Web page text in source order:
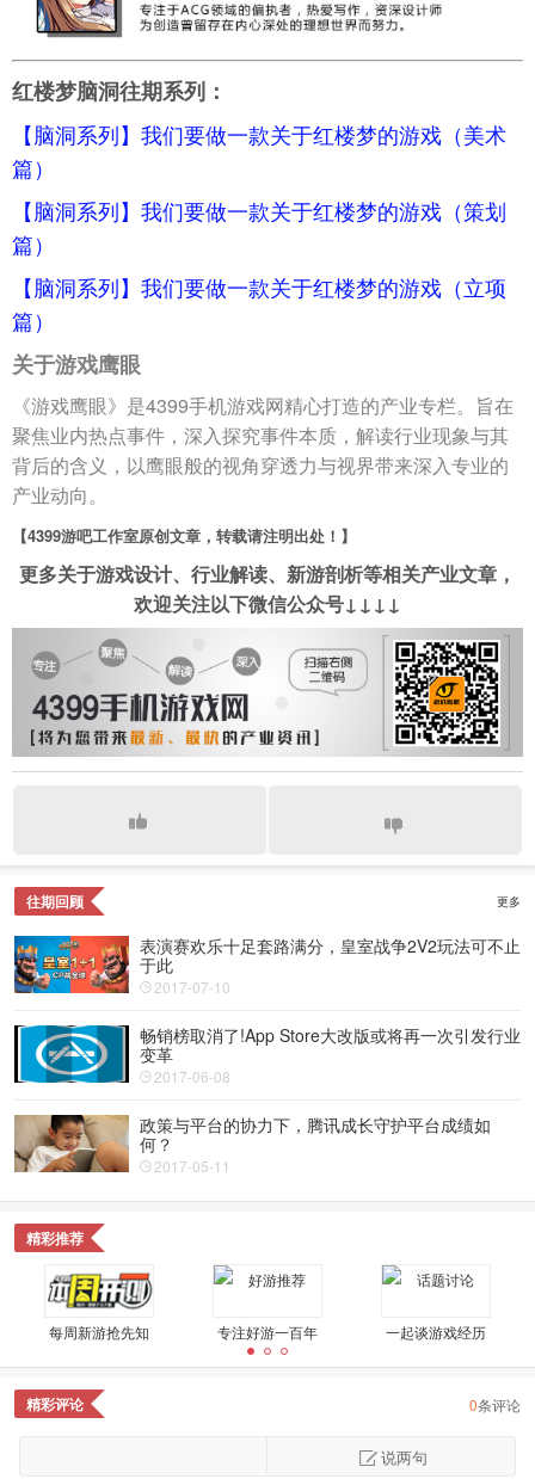
红楼梦脑洞往期系列：
【脑洞系列】我们要做一款关于红楼梦的游戏（美术
篇）
【脑洞系列】我们要做一款关于红楼梦的游戏（策划
篇）
【脑洞系列】我们要做一款关于红楼梦的游戏（立项
篇）
关于游戏鹰眼
《游戏鹰眼》是4399手机游戏网精心打造的产业专栏。旨在
聚焦业内热点事件，深入探究事件本质，解读行业现象与其
背后的含义，以鹰眼般的视角穿透力与视界带来深入专业的
产业动向。
【4399游吧工作室原创文章，转载请注明出处！】
更多关于游戏设计、行业解读、新游剖析等相关产业文章，
欢迎关注以下微信公众号↓↓↓↓
往期回顾 更多
表演赛欢乐十足套路满分，皇室战争2V2玩法可不止
于此
2017-07-10
畅销榜取消了!App Store大改版或将再一次引发行业
变革
2017-06-08
政策与平台的协力下，腾讯成长守护平台成绩如
何？
2017-05-11
精彩推荐
每周新游抢先知 专注好游一百年 一起谈游戏经历
不是好玩就是奇葩
精彩评论 0条评论
说两句